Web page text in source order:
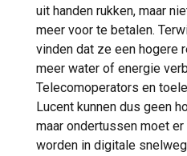
uit handen rukken, maar
meer voor te betalen.
vinden dat ze een hogere
meer water of energie
Telecomoperators en
Lucent kunnen dus geen
maar ondertussen moet
worden in digitale